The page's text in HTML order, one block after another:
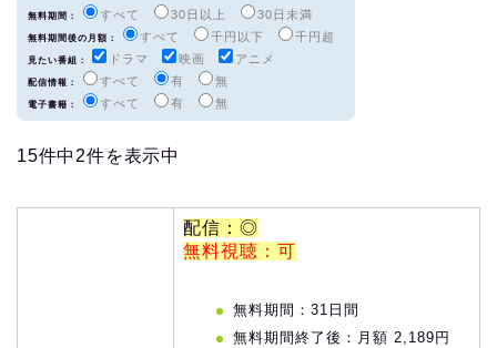
無料期間： すべて 30日以上 30日未満
無料期間後の月額： すべて 千円以下 千円超
見たい番組： ドラマ 映画 アニメ
配信情報： すべて 有 無
電子書籍： すべて 有 無
15件中2件を表示中
配信：◎
無料視聴：可
無料期間：31日間
無料期間終了後：月額 2,189円